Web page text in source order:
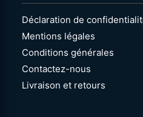
Déclaration de
Mentions légales
Conditions générales
Contactez-nous
Livraison et retours